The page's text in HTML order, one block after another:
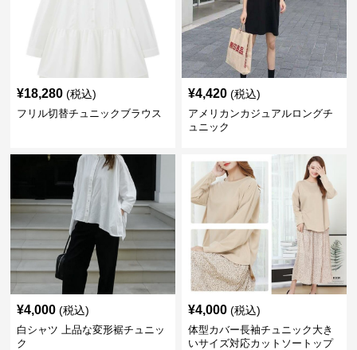
¥18,280 (税込)
フリル切替チュニックブラウス
¥4,420 (税込)
アメリカンカジュアルロングチ
ュニック
¥4,000 (税込)
白シャツ 上品な変形裾チュニッ
ク
¥4,000 (税込)
体型カバー長袖チュニック大き
いサイズ対応カットソートップ